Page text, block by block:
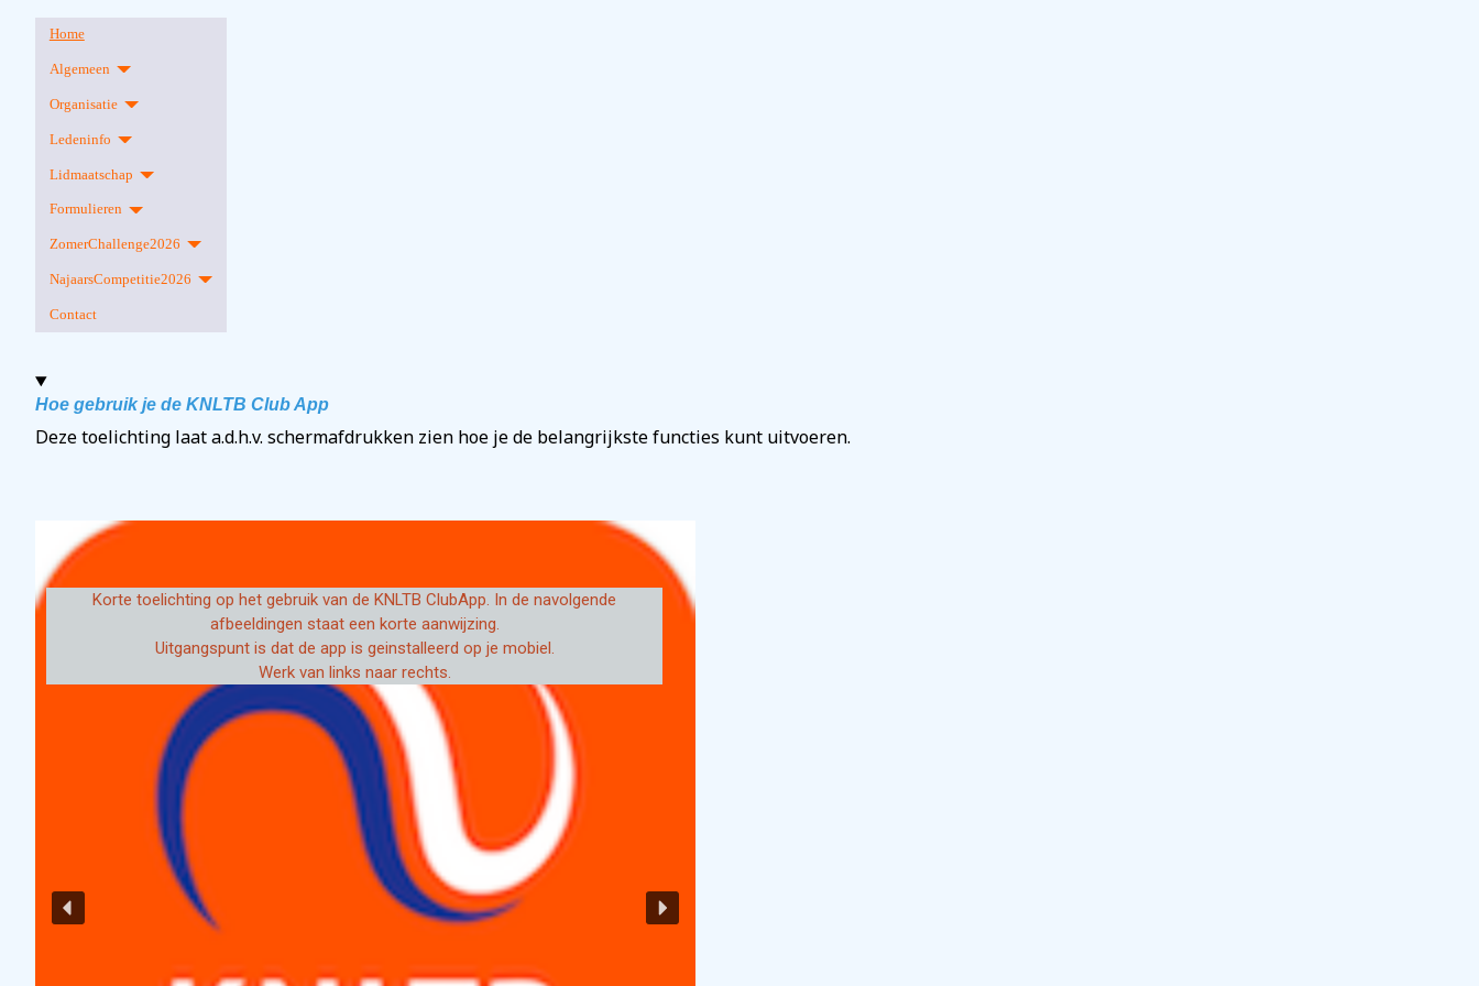
Home
Algemeen
Organisatie
Ledeninfo
Lidmaatschap
Formulieren
ZomerChallenge2026
NajaarsCompetitie2026
Contact
Hoe gebruik je de KNLTB Club App
Deze toelichting laat a.d.h.v. schermafdrukken zien hoe je de belangrijkste functies kunt uitvoeren.
Korte toelichting op het gebruik van de KNLTB ClubApp. In de navolgende
afbeeldingen staat een korte aanwijzing.
Uitgangspunt is dat de app is geinstalleerd op je mobiel.
Werk van links naar rechts.